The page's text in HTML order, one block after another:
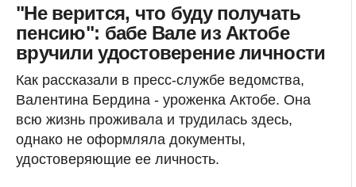
"Не верится, что буду получать
пенсию": бабе Вале из Актобе
вручили удостоверение личности
Как рассказали в пресс-службе ведомства,
Валентина Бердина - уроженка Актобе. Она
всю жизнь проживала и трудилась здесь,
однако не оформляла документы,
удостоверяющие ее личность.